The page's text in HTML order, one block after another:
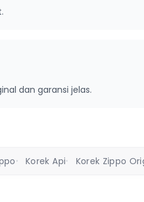
dan garansi jelas.
• Korek Api• Korek Zippo